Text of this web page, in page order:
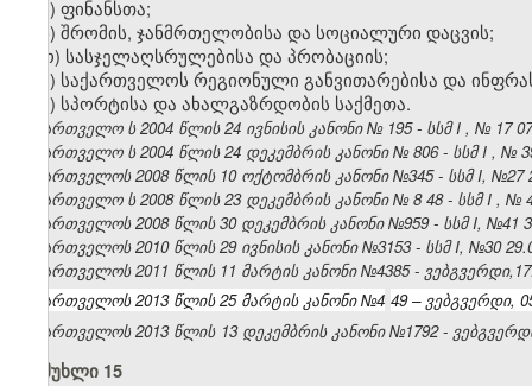
მ) ფინანსთა;
ნ) შრომის, ჯანმრთელობისა და სოციალური დაცვის;
ო) სასჯელაღსრულებისა და პრობაციის;
პ) საქართველოს რეგიონული განვითარებისა და
ჟ) სპორტისა და ახალგაზრდობის საქმეთა.
საქართველო ს 2004 წლის 24 ივნისის კანონი № 195 - სსმ I , № 17
საქართველო ს 2004 წლის 24 დეკემბრის კანონი № 806 - სსმ I , №
საქართველოს 2008 წლის 10 ოქტომბრის კანონი №345 - სსმ I, №27
საქართველო ს 2008 წლის 23 დეკემბრის კანონი № 8 48 - სსმ I , №
საქართველოს 2008 წლის 30 დეკემბრის კანონი №959 - სსმ I, №41
საქართველოს 2010 წლის 29 ივნისის კანონი №3153 - სსმ I, №30
საქართველოს 2011 წლის 11 მარტის კანონი №4385 -
საქართველოს 2013 წლის 25 მარტის კანონი №4 49– ვებგვერდი,
საქართველოს 2013 წლის 13 დეკემბრის კანონი №1792 -
მუხლი 15